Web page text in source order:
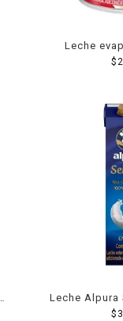
Leche
$
Leche Alpura
$